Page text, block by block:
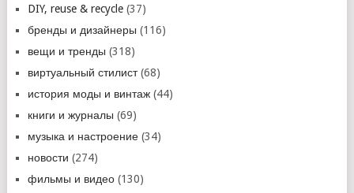
DIY, reuse & recycle(37)
бренды и дизайнеры (116)
вещи и тренды (318)
виртуальный стилист(68)
история моды и винтаж(44)
книги и журналы (69)
музыка и настроение(34)
новости (274)
фильмы и видео(130)